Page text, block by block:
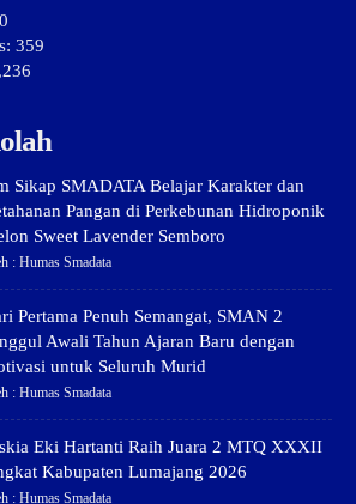
359
Sikap SMADATA Belajar Karakter dan
Pangan di Perkebunan Hidroponik
Sweet Lavender Semboro
: Humas Smadata
Pertama Penuh Semangat, SMAN 2
Awali Tahun Ajaran Baru dengan
untuk Seluruh Murid
: Humas Smadata
Eki Hartanti Raih Juara 2 MTQ XXXII
Kabupaten Lumajang 2026
: Humas Smadata